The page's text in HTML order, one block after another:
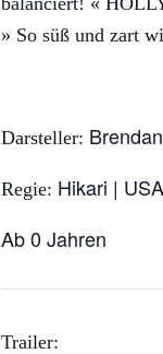
» So süß und zart
Darsteller:
Regie: Hikari |
Ab 0 Jahren
Trailer: